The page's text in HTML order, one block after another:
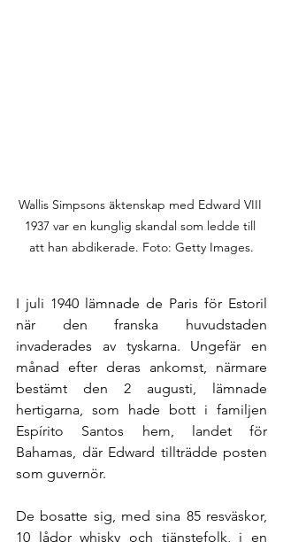
Wallis Simpsons äktenskap med Edward VIII
1937 var en kunglig skandal som ledde till
att han abdikerade. Foto: Getty Images.
I juli 1940 lämnade de Paris för Estoril
när den franska huvudstaden
invaderades av tyskarna. Ungefär en
månad efter deras ankomst, närmare
bestämt den 2 augusti, lämnade
hertigarna, som hade bott i familjen
Espírito Santos hem, landet för
Bahamas, där Edward tillträdde posten
som guvernör.
De bosatte sig, med sina 85 resväskor,
10 lådor whisky och tjänstefolk, i en